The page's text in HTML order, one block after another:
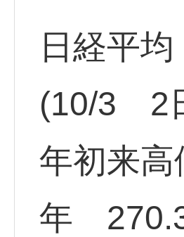
日経平
(10/3 2
年初来
年